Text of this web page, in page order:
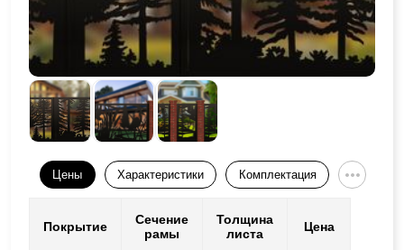
Цены Характеристики Комплектация
Покрытие
Сечение
рамы
Толщина
листа
Цена